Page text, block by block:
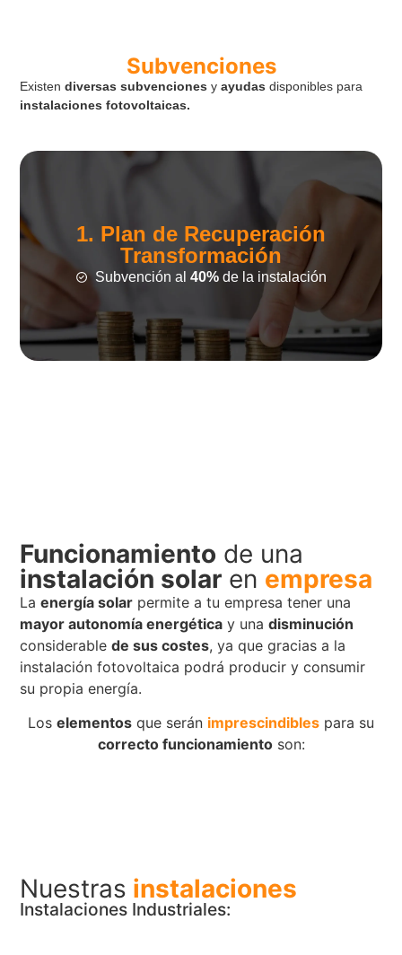
Subvenciones
Existendiversas subvenciones yayudas disponibles para
instalaciones fotovoltaicas.
1. Plan de Recuperación
Transformación
Subvención al40% de la instalación
Funcionamiento de una
instalación solar en empresa
Laenergía solar permite a tu empresa tener una
mayor autonomía energética y unadisminución
considerablede sus costes, ya que gracias a la
instalación fotovoltaica podrá producir y consumir
su propia energía.
Los elementos que serán imprescindibles para su
correcto funcionamientoson:
Nuestras instalaciones
Instalaciones Industriales: